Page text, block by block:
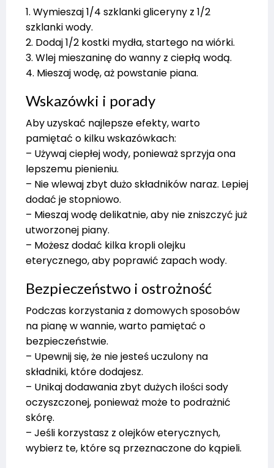
1. Wymieszaj 1/4 szklanki gliceryny z 1/2
szklanki wody.
2. Dodaj 1/2 kostki mydła, startego na wiórki.
3. Wlej mieszaninę do wanny z ciepłą wodą.
4. Mieszaj wodę, aż powstanie piana.
Wskazówki i porady
Aby uzyskać najlepsze efekty, warto
pamiętać o kilku wskazówkach:
– Używaj ciepłej wody, ponieważ sprzyja ona
lepszemu pienieniu.
– Nie wlewaj zbyt dużo składników naraz. Lepiej
dodać je stopniowo.
– Mieszaj wodę delikatnie, aby nie zniszczyć już
utworzonej piany.
– Możesz dodać kilka kropli olejku
eterycznego, aby poprawić zapach wody.
Bezpieczeństwo i ostrożność
Podczas korzystania z domowych sposobów
na pianę w wannie, warto pamiętać o
bezpieczeństwie.
– Upewnij się, że nie jesteś uczulony na
składniki, które dodajesz.
– Unikaj dodawania zbyt dużych ilości sody
oczyszczonej, ponieważ może to podrażnić
skórę.
– Jeśli korzystasz z olejków eterycznych,
wybierz te, które są przeznaczone do kąpieli.